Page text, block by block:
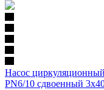
Насос
PN6/10 сдвоенный